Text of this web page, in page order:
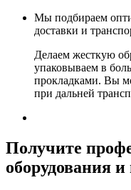
Мы подбираем
доставки и
Делаем жесткую
упаковываем в
прокладками. Вы
при дальней
Получите
оборудования